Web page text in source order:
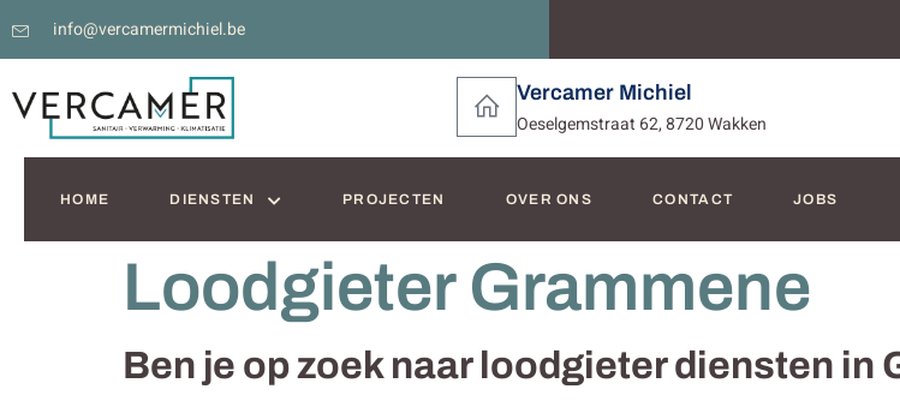
info@vercamermichiel.be
Vercamer Michiel
Oeselgemstraat 62, 8720 Wakken
HOME DIENSTEN PROJECTEN OVER ONS CONTACT JOBS
Loodgieter Grammene
Ben je op zoek naar loodgieter diensten in